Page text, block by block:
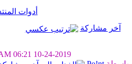
أدوات
آخر مشاركة
10-24-2019
06:21 AM